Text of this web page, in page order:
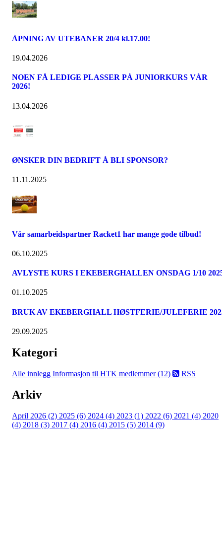
ÅPNING AV UTEBANER 20/4 kl.17.00!
19.04.2026
NOEN FÅ LEDIGE PLASSER PÅ JUNIORKURS VÅR
2026!
13.04.2026
ØNSKER DIN BEDRIFT Å BLI SPONSOR?
11.11.2025
Vår samarbeidspartner Racket1 har mange gode tilbud!
06.10.2025
AVLYSTE KURS I EKEBERGHALLEN ONSDAG 1/10
01.10.2025
BRUK AV EKEBERGHALL HØSTFERIE/JULEFERIE
29.09.2025
Kategori
Alle innlegg Informasjon til HTK medlemmer (12) RSS
Arkiv
April 2026 (2) 2025 (6) 2024 (4) 2023 (1) 2022 (6) 2021 (4) 2020
(4) 2018 (3) 2017 (4) 2016 (4) 2015 (5) 2014 (9)